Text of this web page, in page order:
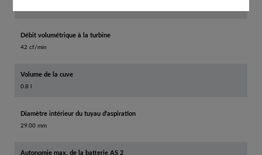
Débit volumétrique à la turbine
42 cf/min
Volume de la cuve
0.8 l
Diamètre intérieur du tuyau d'aspiration
29.00 mm
Autonomie max. de la batterie AS 2